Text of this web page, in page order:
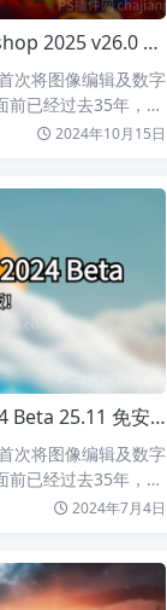
永久版本，一键安装_提前尝鲜！
次将图像编辑及数字
前已经过去35年，…
2024年10月15日
装版_含移除工具、离线神经滤镜！
次将图像编辑及数字
前已经过去35年，…
2024年7月4日